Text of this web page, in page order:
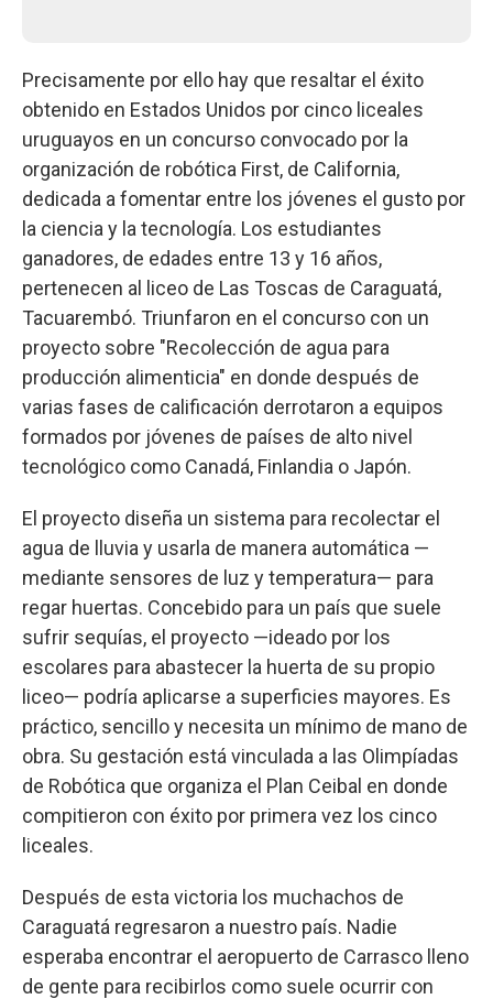
Precisamente por ello hay que resaltar el éxito
obtenido en Estados Unidos por cinco liceales
uruguayos en un concurso convocado por la
organización de robótica First, de California,
dedicada a fomentar entre los jóvenes el gusto por
la ciencia y la tecnología. Los estudiantes
ganadores, de edades entre 13 y 16 años,
pertenecen al liceo de Las Toscas de Caraguatá,
Tacuarembó. Triunfaron en el concurso con un
proyecto sobre "Recolección de agua para
producción alimenticia" en donde después de
varias fases de calificación derrotaron a equipos
formados por jóvenes de países de alto nivel
tecnológico como Canadá, Finlandia o Japón.
El proyecto diseña un sistema para recolectar el
agua de lluvia y usarla de manera automática —
mediante sensores de luz y temperatura— para
regar huertas. Concebido para un país que suele
sufrir sequías, el proyecto —ideado por los
escolares para abastecer la huerta de su propio
liceo— podría aplicarse a superficies mayores. Es
práctico, sencillo y necesita un mínimo de mano de
obra. Su gestación está vinculada a las Olimpíadas
de Robótica que organiza el Plan Ceibal en donde
compitieron con éxito por primera vez los cinco
liceales.
Después de esta victoria los muchachos de
Caraguatá regresaron a nuestro país. Nadie
esperaba encontrar el aeropuerto de Carrasco lleno
de gente para recibirlos como suele ocurrir con